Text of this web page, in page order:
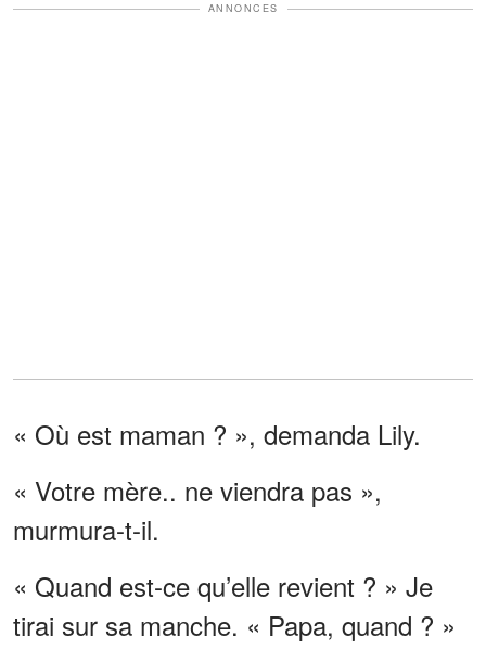
ANNONCES
« Où est maman ? », demanda Lily.
« Votre mère.. ne viendra pas »,
murmura-t-il.
« Quand est-ce qu’elle revient ? » Je
tirai sur sa manche. « Papa, quand ? »